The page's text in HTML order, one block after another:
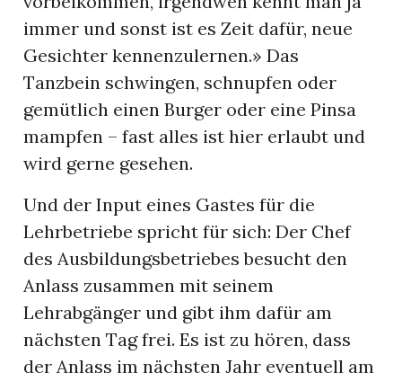
immer und sonst ist es Zeit dafür, neue
Gesichter kennenzulernen.» Das
Tanzbein schwingen, schnupfen oder
gemütlich einen Burger oder eine Pinsa
mampfen – fast alles ist hier erlaubt und
wird gerne gesehen.
Und der Input eines Gastes für die
Lehrbetriebe spricht für sich: Der Chef
des Ausbildungsbetriebes besucht den
Anlass zusammen mit seinem
Lehrabgänger und gibt ihm dafür am
nächsten Tag frei. Es ist zu hören, dass
der Anlass im nächsten Jahr eventuell am